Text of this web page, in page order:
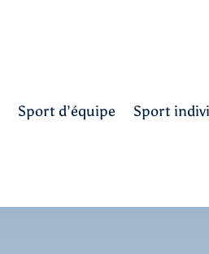
Sport d’équipe Sport